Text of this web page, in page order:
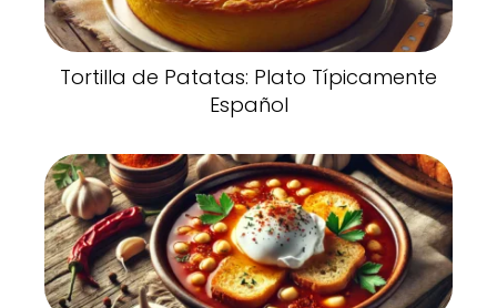
Tortilla de Patatas: Plato Típicamente
Español